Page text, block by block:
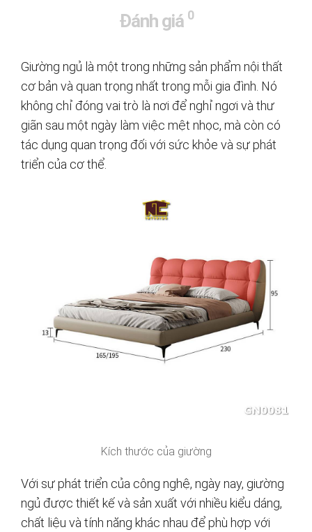
Đánh giá 0
Giường ngủ là một trong những sản phẩm nội thất
cơ bản và quan trọng nhất trong mỗi gia đình. Nó
không chỉ đóng vai trò là nơi để nghỉ ngơi và thư
giãn sau một ngày làm việc mệt nhọc, mà còn có
tác dụng quan trọng đối với sức khỏe và sự phát
triển của cơ thể.
Kích thước của giường
Với sự phát triển của công nghệ, ngày nay, giường
ngủ được thiết kế và sản xuất với nhiều kiểu dáng,
chất liệu và tính năng khác nhau để phù hợp với